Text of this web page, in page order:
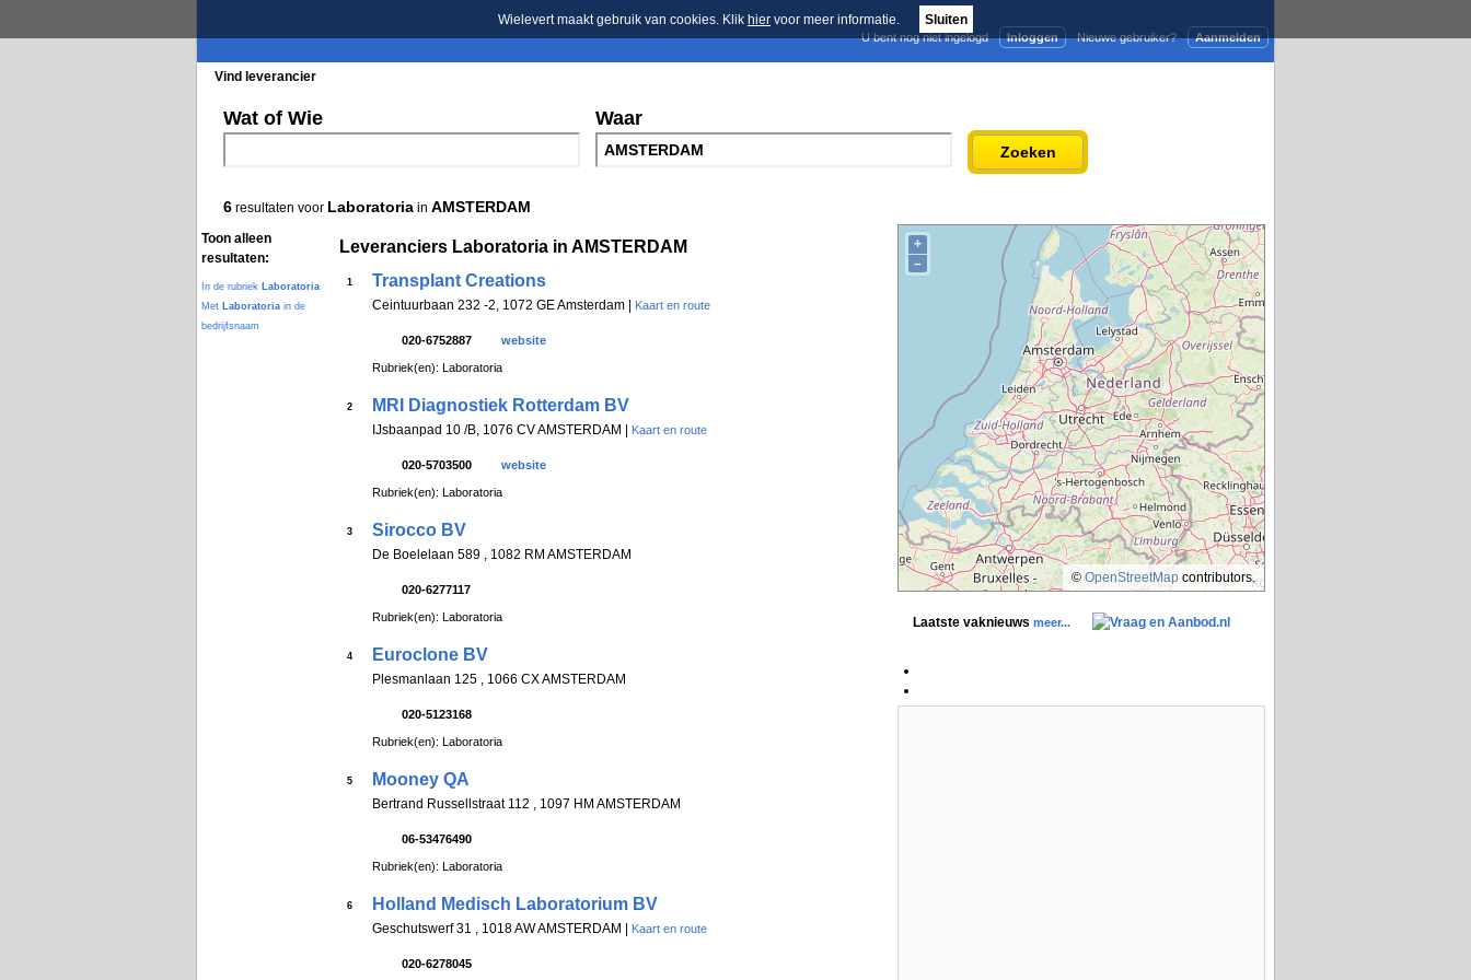
Wielevert maakt gebruik van cookies. Klik hier voor meer informatie. Sluiten
Aanmelden
Nieuwe gebruiker?
Inloggen
U bent nog niet ingelogd
Vind leverancier
Wat of Wie Waar
Zoeken
6 resultaten voor Laboratoria in AMSTERDAM
Toon alleen
resultaten:
In de rubriek Laboratoria
Met Laboratoria in de
bedrijfsnaam
Leveranciers Laboratoria in AMSTERDAM
1 Transplant Creations
Ceintuurbaan 232 -2, 1072 GE Amsterdam | Kaart en route
020-6752887 website
Rubriek(en): Laboratoria
2 MRI Diagnostiek Rotterdam BV
IJsbaanpad 10 /B, 1076 CV AMSTERDAM | Kaart en route
020-5703500 website
Rubriek(en): Laboratoria
3 Sirocco BV
De Boelelaan 589 , 1082 RM AMSTERDAM
020-6277117
Rubriek(en): Laboratoria
4 Euroclone BV
Plesmanlaan 125 , 1066 CX AMSTERDAM
020-5123168
Rubriek(en): Laboratoria
5 Mooney QA
Bertrand Russellstraat 112 , 1097 HM AMSTERDAM
06-53476490
Rubriek(en): Laboratoria
6 Holland Medisch Laboratorium BV
Geschutswerf 31 , 1018 AW AMSTERDAM | Kaart en route
020-6278045
+
–
© OpenStreetMap contributors.
Laatste vaknieuws meer...